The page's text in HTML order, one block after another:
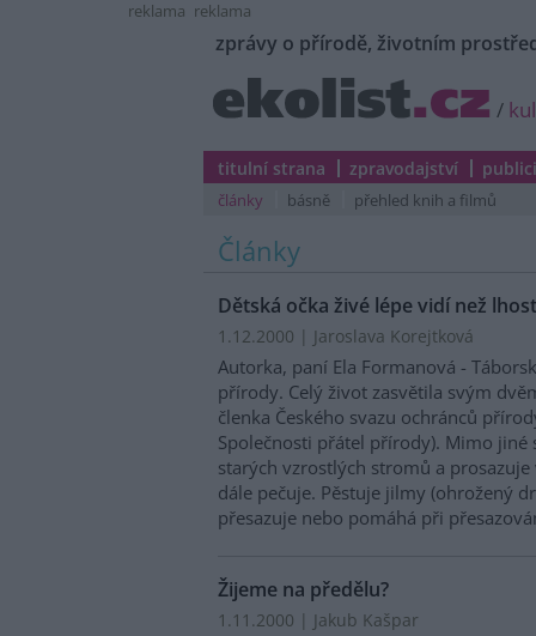
reklama reklama
zprávy o přírodě, životním
/
titulní strana zpravodajství
články básně přehled knih a filmů
Články
Dětská očka živé lépe vidí než
1.12.2000 | Jaroslava Korejtková
Autorka, paní Ela Formanová -
přírody. Celý život zasvětila svým
členka Českého svazu ochránců
Společnosti přátel přírody). Mimo jiné
starých vzrostlých stromů a
dále pečuje. Pěstuje jilmy (ohrožený
přesazuje nebo pomáhá při
Žijeme na předělu?
1.11.2000 | Jakub Kašpar